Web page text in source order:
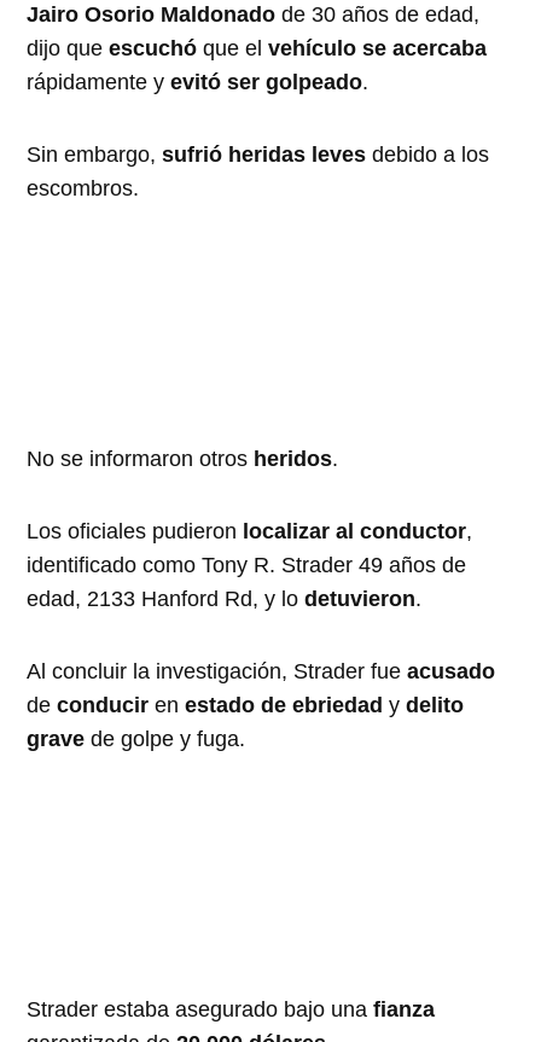
Jairo Osorio Maldonado de 30 años de edad,
dijo queescuchó que elvehículo se acercaba
rápidamente yevitó ser golpeado.
Sin embargo,sufrió heridas leves debido a los
escombros.
No se informaron otros heridos.
Los oficiales pudieron localizar al conductor,
identificado como Tony R. Strader 49 años de
edad, 2133 Hanford Rd, y ​​lodetuvieron.
Al concluir la investigación, Strader fueacusado
deconducir enestado de ebriedad ydelito
grave de golpe y fuga.
Strader estaba asegurado bajo unafianza